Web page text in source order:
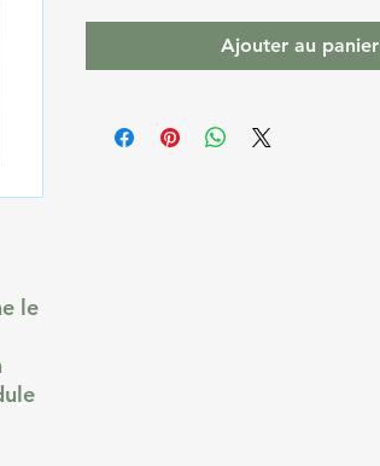
le
Ajouter au panier